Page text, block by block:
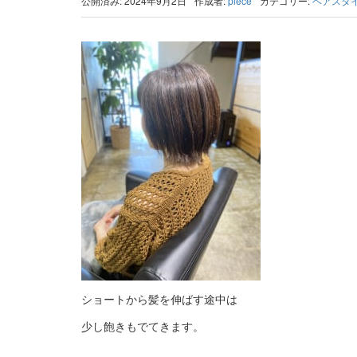
ショートから髪を伸ばす途中は
少し飽きもでてきます。